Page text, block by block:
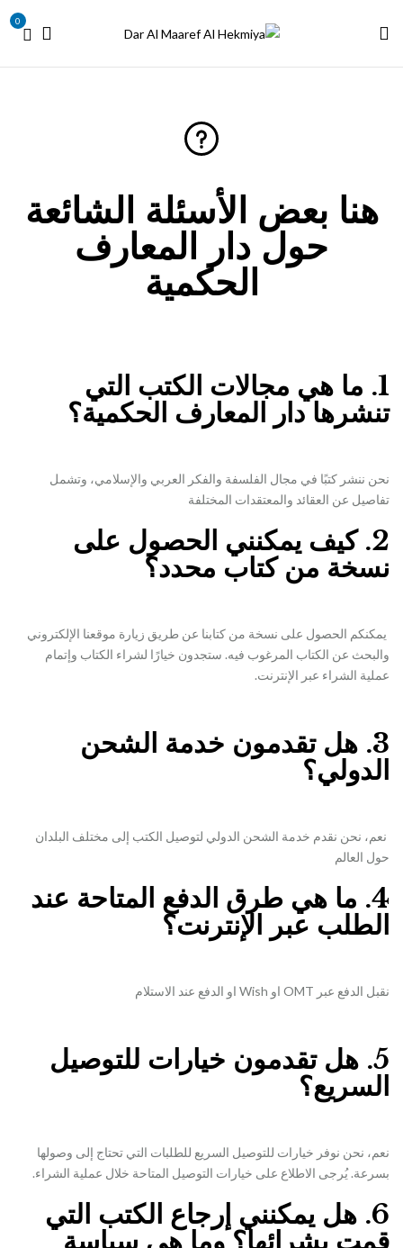
0
هنا بعض الأسئلة الشائعة
حول دار المعارف
الحكمية
1. ما هي مجالات الكتب التي
تنشرها دار المعارف الحكمية؟
نحن ننشر كتبًا في مجال الفلسفة والفكر العربي والإسلامي، وتشمل
تفاصيل عن العقائد والمعتقدات المختلفة
2. كيف يمكنني الحصول على
نسخة من كتاب محدد؟
يمكنكم الحصول على نسخة من كتابنا عن طريق زيارة موقعنا الإلكتروني
والبحث عن الكتاب المرغوب فيه. ستجدون خيارًا لشراء الكتاب وإتمام
عملية الشراء عبر الإنترنت.
3. هل تقدمون خدمة الشحن
الدولي؟
نعم، نحن نقدم خدمة الشحن الدولي لتوصيل الكتب إلى مختلف البلدان
حول العالم
4. ما هي طرق الدفع المتاحة عند
الطلب عبر الإنترنت؟
نقبل الدفع عبر OMT او Wish او الدفع عند الاستلام
5. هل تقدمون خيارات للتوصيل
السريع؟
نعم، نحن نوفر خيارات للتوصيل السريع للطلبات التي تحتاج إلى وصولها
بسرعة. يُرجى الاطلاع على خيارات التوصيل المتاحة خلال عملية الشراء.
6. هل يمكنني إرجاع الكتب التي
قمت بشرائها؟ وما هي سياسة